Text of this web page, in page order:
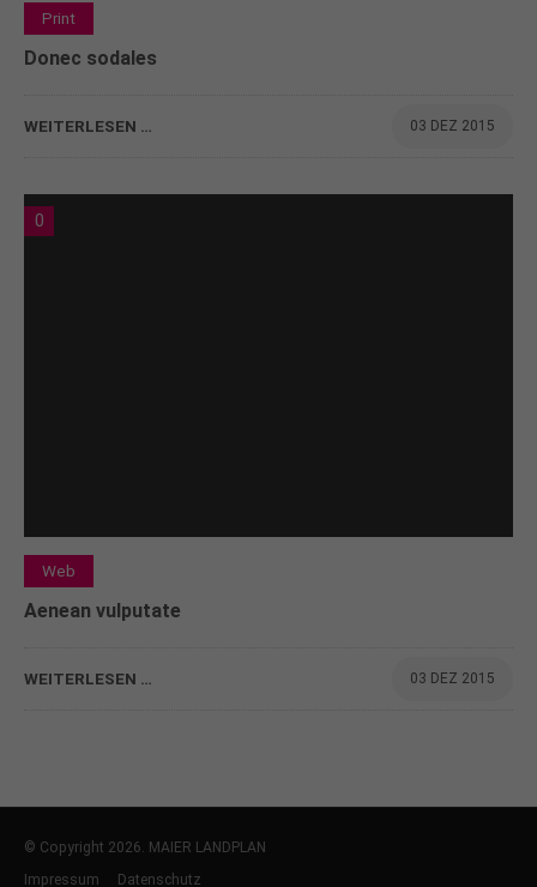
Print
Donec sodales
WEITERLESEN … 03 DEZ 2015
0
Web
Aenean vulputate
WEITERLESEN … 03 DEZ 2015
© Copyright 2026. MAIER LANDPLAN
Impressum
Datenschutz